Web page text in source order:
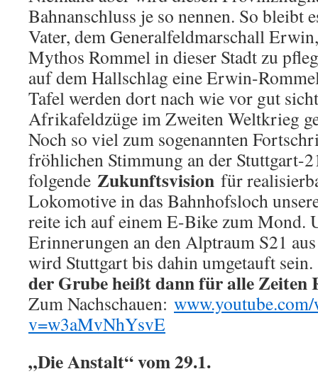
Bahnanschluss je so nennen. So bleibt
Vater, dem Generalfeldmarschall
Mythos Rommel in dieser Stadt zu
auf dem Hallschlag eine Erwin-
Tafel werden dort nach wie vor gut
Afrikafeldzüge im Zweiten Weltkrieg
Noch so viel zum sogenannten
fröhlichen Stimmung an der Stuttgart-
folgende Zukunftsvision für
Lokomotive in das Bahnhofsloch
reite ich auf einem E-Bike zum Mond.
Erinnerungen an den Alptraum S21
wird Stuttgart bis dahin umgetauft
der Grube heißt dann für alle Zeiten
Zum Nachschauen: www.youtube.com/
v=w3aMvNhYsvE
„Die Anstalt“ vom 29.1.